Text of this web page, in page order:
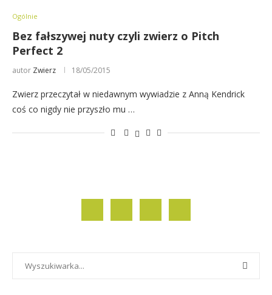
Ogólnie
Bez fałszywej nuty czyli zwierz o Pitch
Perfect 2
autor Zwierz 18/05/2015
Zwierz przeczytał w niedawnym wywiadzie z Anną Kendrick
coś co nigdy nie przyszło mu …